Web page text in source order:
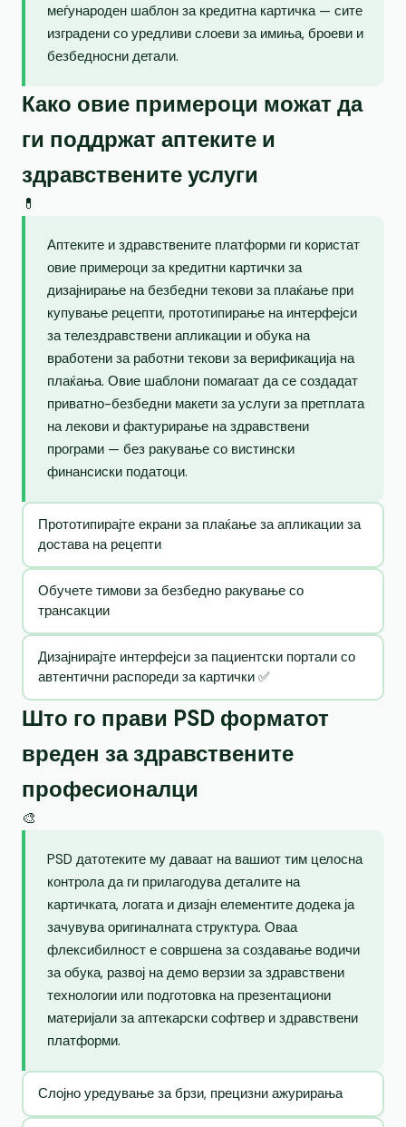
меѓународен шаблон за кредитна картичка — сите
изградени со уредливи слоеви за имиња, броеви и
безбедносни детали.
Како овие примероци можат да
ги поддржат аптеките и
здравствените услуги
💊
Аптеките и здравствените платформи ги користат
овие примероци за кредитни картички за
дизајнирање на безбедни текови за плаќање при
купување рецепти, прототипирање на интерфејси
за телездравствени апликации и обука на
вработени за работни текови за верификација на
плаќања. Овие шаблони помагаат да се создадат
приватно-безбедни макети за услуги за претплата
на лекови и фактурирање на здравствени
програми — без ракување со вистински
финансиски податоци.
Прототипирајте екрани за плаќање за апликации за
достава на рецепти
Обучете тимови за безбедно ракување со
трансакции
Дизајнирајте интерфејси за пациентски портали со
автентични распореди за картички ✅
Што го прави PSD форматот
вреден за здравствените
професионалци
🎨
PSD датотеките му даваат на вашиот тим целосна
контрола да ги прилагодува деталите на
картичката, логата и дизајн елементите додека ја
зачувува оригиналната структура. Оваа
флексибилност е совршена за создавање водичи
за обука, развој на демо верзии за здравствени
технологии или подготовка на презентациони
материјали за аптекарски софтвер и здравствени
платформи.
Слојно уредување за брзи, прецизни ажурирања